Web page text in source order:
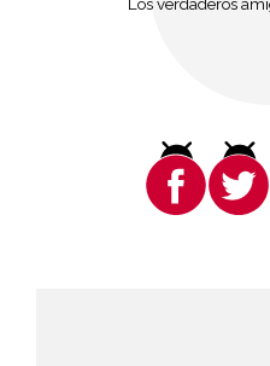
Los verdaderos